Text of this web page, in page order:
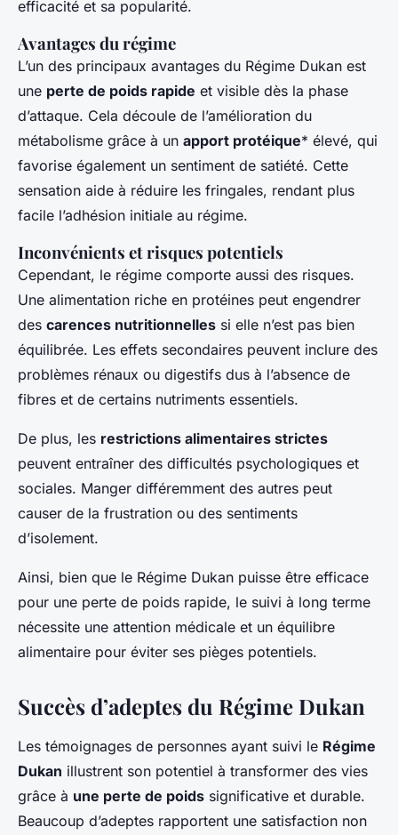
efficacité et sa popularité.
Avantages du régime
L’un des principaux avantages du Régime Dukan est
une perte de poids rapide et visible dès la phase
d’attaque. Cela découle de l’amélioration du
métabolisme grâce à un apport protéique* élevé, qui
favorise également un sentiment de satiété. Cette
sensation aide à réduire les fringales, rendant plus
facile l’adhésion initiale au régime.
Inconvénients et risques potentiels
Cependant, le régime comporte aussi des risques.
Une alimentation riche en protéines peut engendrer
des carences nutritionnelles si elle n’est pas bien
équilibrée. Les effets secondaires peuvent inclure des
problèmes rénaux ou digestifs dus à l’absence de
fibres et de certains nutriments essentiels.
De plus, les restrictions alimentaires strictes
peuvent entraîner des difficultés psychologiques et
sociales. Manger différemment des autres peut
causer de la frustration ou des sentiments
d’isolement.
Ainsi, bien que le Régime Dukan puisse être efficace
pour une perte de poids rapide, le suivi à long terme
nécessite une attention médicale et un équilibre
alimentaire pour éviter ses pièges potentiels.
Succès d’adeptes du Régime Dukan
Les témoignages de personnes ayant suivi le Régime
Dukan illustrent son potentiel à transformer des vies
grâce à une perte de poids significative et durable.
Beaucoup d’adeptes rapportent une satisfaction non